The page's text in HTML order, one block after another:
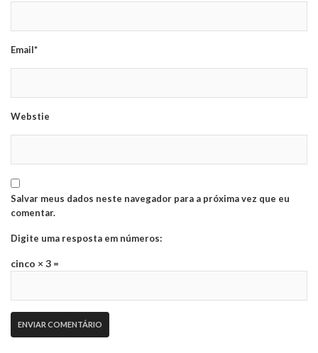
Email*
Webstie
Salvar meus dados neste navegador para a próxima vez que eu
comentar.
Digite uma resposta em números:
cinco × 3 =